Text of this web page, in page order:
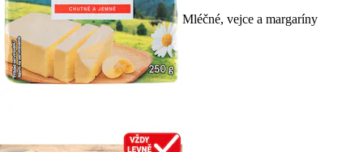
Mléčné, vejce a margaríny